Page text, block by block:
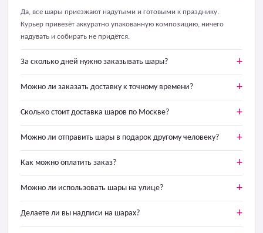
Да, все шары приезжают надутыми и готовыми к празднику.
Курьер привезёт аккуратно упакованную композицию, ничего
надувать и собирать не придётся.
За сколько дней нужно заказывать шары?
Можно ли заказать доставку к точному времени?
Сколько стоит доставка шаров по Москве?
Можно ли отправить шары в подарок другому человеку?
Как можно оплатить заказ?
Можно ли использовать шары на улице?
Делаете ли вы надписи на шарах?